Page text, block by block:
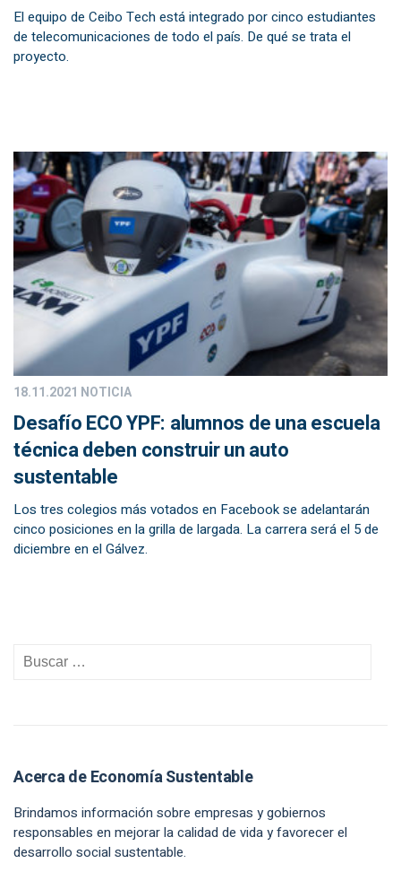
El equipo de Ceibo Tech está integrado por cinco estudiantes
de telecomunicaciones de todo el país. De qué se trata el
proyecto.
18.11.2021 NOTICIA
Desafío ECO YPF: alumnos de una escuela
técnica deben construir un auto
sustentable
Los tres colegios más votados en Facebook se adelantarán
cinco posiciones en la grilla de largada. La carrera será el 5 de
diciembre en el Gálvez.
Acerca de Economía Sustentable
Brindamos información sobre empresas y gobiernos
responsables en mejorar la calidad de vida y favorecer el
desarrollo social sustentable.